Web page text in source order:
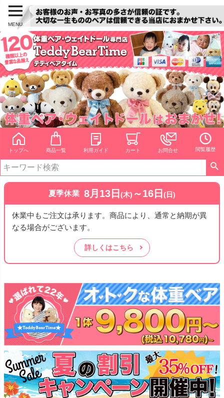
MENU
トップへ 商品一覧 利用ガイド カート お問合せ 閲覧履歴
夏季休業 8月13日(木) ～16日(日)
休業中もご注文は承ります。商品により、通常と納期が異
なる場合がございます。
詳しくはこちら